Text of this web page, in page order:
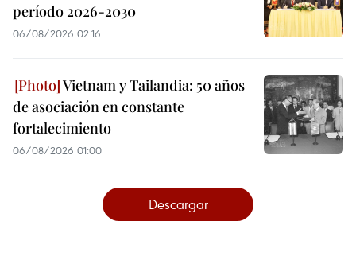
período 2026-2030
06/08/2026 02:16
Vietnam y Tailandia: 50 años
de asociación en constante
fortalecimiento
06/08/2026 01:00
Descargar